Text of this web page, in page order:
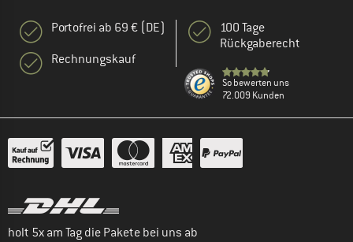
Portofrei ab 69 € (DE)
Rechnungskauf
100 Tage
Rückgaberecht
So bewerten uns
72.009 Kunden
holt 5x am Tag die Pakete bei uns ab